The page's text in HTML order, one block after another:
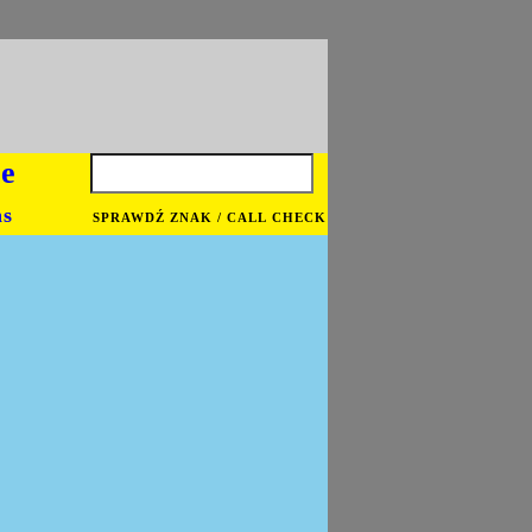
SPRAWDŹ ZNAK / CALL CHECK